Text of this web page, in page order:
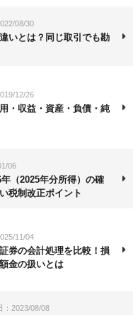
08/30
いとは？同じ取引でも勘
12/26
・収益・資産・負債・純
06
（2025年分所得）の確
税制改正ポイント
11/04
券の会計処理を比較！損
金の扱いとは
：2023/08/08